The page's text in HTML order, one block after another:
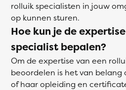
rolluik specialisten in jouw
op kunnen sturen.
Hoe kun je de
specialist bepalen?
Om de expertise van een
beoordelen is het van belang
of haar opleiding en